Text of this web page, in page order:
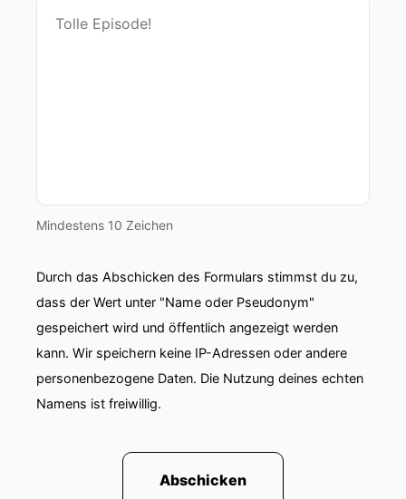
Mindestens 10 Zeichen
Durch das Abschicken des Formulars stimmst du zu,
dass der Wert unter "Name oder Pseudonym"
gespeichert wird und öffentlich angezeigt werden
kann. Wir speichern keine IP-Adressen oder andere
personenbezogene Daten. Die Nutzung deines echten
Namens ist freiwillig.
Abschicken